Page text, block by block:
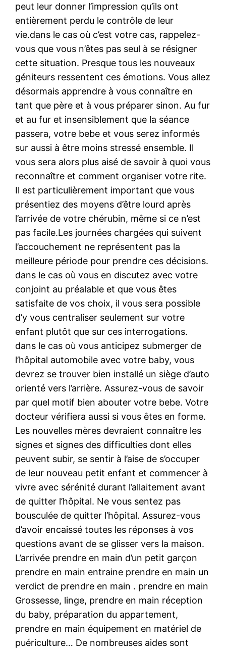
peut leur donner l’impression qu’ils ont
entièrement perdu le contrôle de leur
vie.dans le cas où c’est votre cas, rappelez-
vous que vous n’êtes pas seul à se résigner
cette situation. Presque tous les nouveaux
géniteurs ressentent ces émotions. Vous allez
désormais apprendre à vous connaître en
tant que père et à vous préparer sinon. Au fur
et au fur et insensiblement que la séance
passera, votre bebe et vous serez informés
sur aussi à être moins stressé ensemble. Il
vous sera alors plus aisé de savoir à quoi vous
reconnaître et comment organiser votre rite.
Il est particulièrement important que vous
présentiez des moyens d’être lourd après
l’arrivée de votre chérubin, même si ce n’est
pas facile.Les journées chargées qui suivent
l’accouchement ne représentent pas la
meilleure période pour prendre ces décisions.
dans le cas où vous en discutez avec votre
conjoint au préalable et que vous êtes
satisfaite de vos choix, il vous sera possible
d’y vous centraliser seulement sur votre
enfant plutôt que sur ces interrogations.
dans le cas où vous anticipez submerger de
l’hôpital automobile avec votre baby, vous
devrez se trouver bien installé un siège d’auto
orienté vers l’arrière. Assurez-vous de savoir
par quel motif bien abouter votre bebe. Votre
docteur vérifiera aussi si vous êtes en forme.
Les nouvelles mères devraient connaître les
signes et signes des difficulties dont elles
peuvent subir, se sentir à l’aise de s’occuper
de leur nouveau petit enfant et commencer à
vivre avec sérénité durant l’allaitement avant
de quitter l’hôpital. Ne vous sentez pas
bousculée de quitter l’hôpital. Assurez-vous
d’avoir encaissé toutes les réponses à vos
questions avant de se glisser vers la maison.
L’arrivée prendre en main d’un petit garçon
prendre en main entraine prendre en main un
verdict de prendre en main . prendre en main
Grossesse, linge, prendre en main réception
du baby, préparation du appartement,
prendre en main équipement en matériel de
puériculture… De nombreuses aides sont